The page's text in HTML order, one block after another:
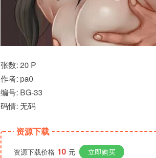
张数: 20 P
作者: pa0
编号: BG-33
码情: 无码
资源下载
资源下载价格 10 元 立即购买